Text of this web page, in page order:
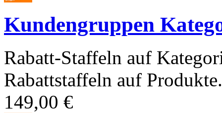
Kundengruppen
Rabatt-Staffeln auf
Rabattstaffeln auf
149,00 €